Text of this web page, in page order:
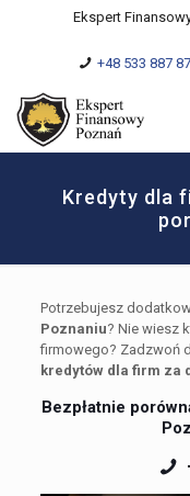
Ekspert
+48 533 887
Kredyty dla
Potrzebujesz
Poznaniu? Nie wiesz
firmowego? Zadzwoń
kredytów dla firm za
Bezpłatnie